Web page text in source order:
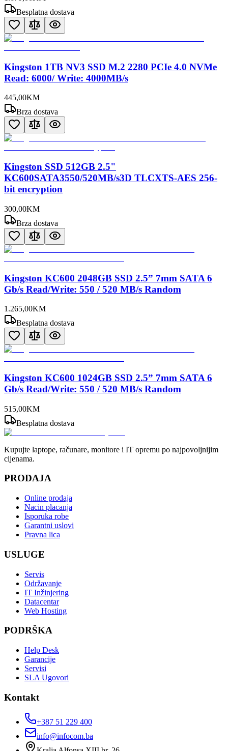
Besplatna dostava
Kingston 1TB NV3 SSD M.2 2280 PCIe 4.0 NVMe
Read: 6000/ Write: 4000MB/s
445,00KM
Brza dostava
Kingston SSD 512GB 2.5"
KC600SATA3550/520MB/s3D TLCXTS-AES 256-
bit encryption
300,00KM
Brza dostava
Kingston KC600 2048GB SSD 2.5” 7mm SATA 6
Gb/s Read/Write: 550 / 520 MB/s Random
1.265,00KM
Besplatna dostava
Kingston KC600 1024GB SSD 2.5” 7mm SATA 6
Gb/s Read/Write: 550 / 520 MB/s Random
515,00KM
Besplatna dostava
Kupujte laptope, računare, monitore i IT opremu po najpovoljnijim
cijenama.
PRODAJA
Online prodaja
Nacin placanja
Isporuka robe
Garantni uslovi
Pravna lica
USLUGE
Servis
Održavanje
IT Inžinjering
Datacentar
Web Hosting
PODRŠKA
Help Desk
Garancije
Servisi
SLA Ugovori
Kontakt
+387 51 229 400
info@infocom.ba